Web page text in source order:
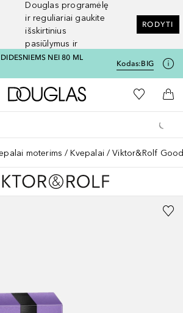
Douglas programėlę
ir reguliariai gaukite
išskirtinius
pasiūlymus ir
nuolaidas
RODYTI
NEI 80 ML
Kodas:BIG
Į Douglas pagrindinį
Į mano
Į
moterims Kvepalai Viktor&Rolf